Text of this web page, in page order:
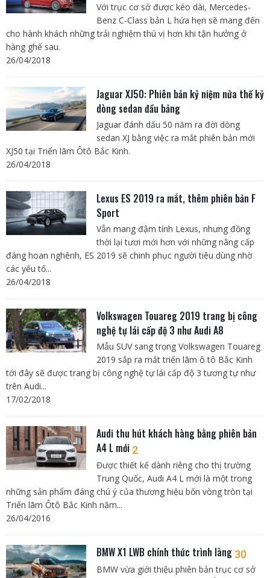
Với trục cơ sở được kéo dài, Mercedes-
Benz C-Class bản L hứa hẹn sẽ mang đến
cho hành khách những trải nghiệm thú vị hơn khi tận hưởng ở
hàng ghế sau.
26/04/2018
Jaguar XJ50: Phiên bản kỷ niệm nửa thế kỷ
dòng sedan đầu bảng
Jaguar đánh dấu 50 năm ra đời dòng
sedan XJ bằng việc ra mắt phiên bản mới
XJ50 tại Triển lãm Ôtô Bắc Kinh.
26/04/2018
Lexus ES 2019 ra mắt, thêm phiên bản F
Sport
Vẫn mang đậm tính Lexus, nhưng đồng
thời lại tươi mới hơn với những nâng cấp
đáng hoan nghênh, ES 2019 sẽ chinh phục người tiêu dùng nhờ
các yếu tố...
26/04/2018
Volkswagen Touareg 2019 trang bị công
nghệ tự lái cấp độ 3 như Audi A8
Mẫu SUV sang trọng Volkswagen Touareg
2019 sắp ra mắt triển lãm ô tô Bắc Kinh
tới đây sẽ được trang bị công nghệ tự lái cấp độ 3 tương tự như
trên Audi...
17/02/2018
Audi thu hút khách hàng bằng phiên bản
A4 L mới 2
Được thiết kế dành riêng cho thị trường
Trung Quốc, Audi A4 L mới là một trong
những sản phẩm đáng chú ý của thương hiệu bốn vòng tròn tại
Triển lãm Ôtô Bắc Kinh năm...
26/04/2016
BMW X1 LWB chính thức trình làng 30
BMW vừa giới thiệu phiên bản trục cơ sở